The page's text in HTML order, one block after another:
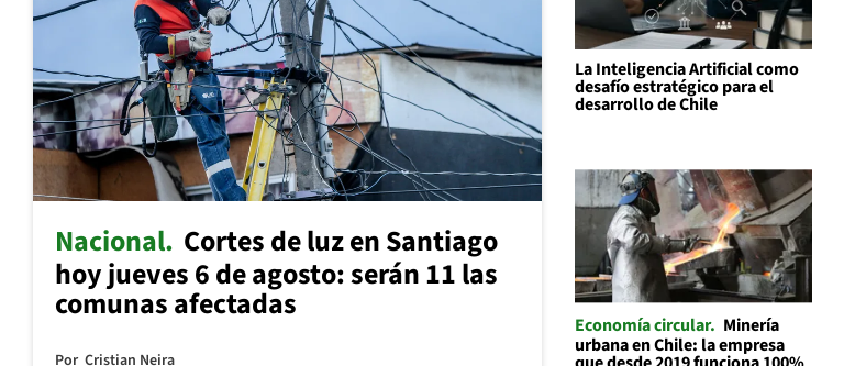
Nacional Cortes de luz en Santiago
hoy jueves 6 de agosto: serán 11 las
comunas afectadas
Por Cristian Neira
La Inteligencia Artificial como
desafío estratégico para el
desarrollo de Chile
Economía circular
Minería
urbana en Chile: la empresa